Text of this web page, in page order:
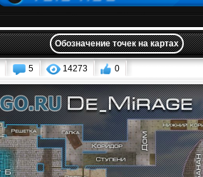
Обозначение точек на картах
5 14273 0